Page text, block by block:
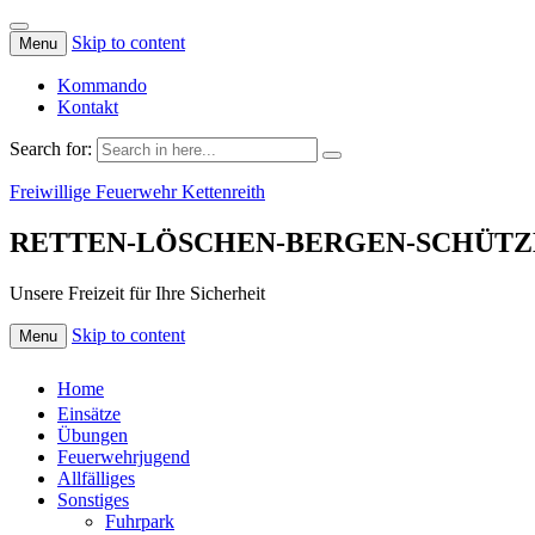
Menu Skip to content
Kommando
Kontakt
Search for:
Freiwillige Feuerwehr Kettenreith
RETTEN-LÖSCHEN-BERGEN-
Unsere Freizeit für Ihre Sicherheit
Menu Skip to content
Home
Einsätze
Übungen
Feuerwehrjugend
Allfälliges
Sonstiges
Fuhrpark